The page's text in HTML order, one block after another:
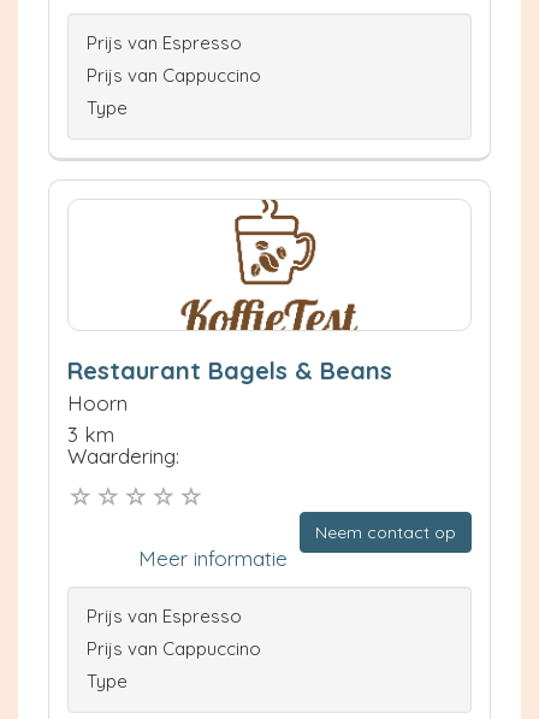
Prijs van Espresso
Prijs van Cappuccino
Type
Restaurant Bagels & Beans
Hoorn
3 km
Waardering:
Neem contact op
Meer informatie
Prijs van Espresso
Prijs van Cappuccino
Type